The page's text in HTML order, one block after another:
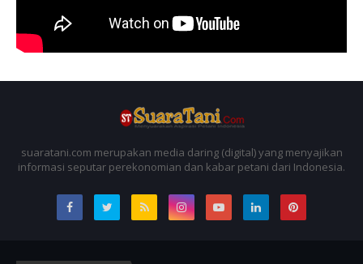
suaratani.com merupakan media daring (digital) yang menyajikan
informasi seputar perekonomian dan kabar petani dari Indonesia.